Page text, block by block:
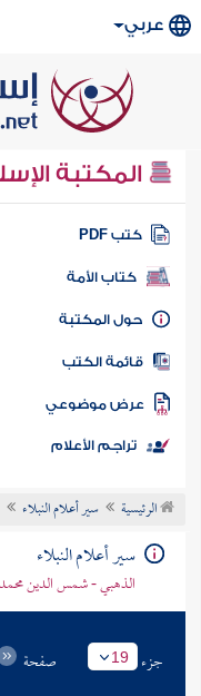
عربي
المكتبة
كتب PDF
كتاب الأمة
المكتبة
الكتب
موضوعي
تراجم الأعلام
الرئيسية سير أعلام النبلاء
سير أعلام النبلاء
الذهبي - شمس الدين
جزء 19 صفحة